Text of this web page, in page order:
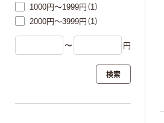
1000円～1999円（1）
2000円～3999円（1）
〜 円
検索